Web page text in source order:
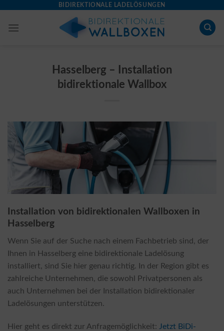
content
BIDIREKTIONALE LADELÖSUNGEN
Hasselberg – Installation
bidirektionale Wallbox
Installation von bidirektionalen Wallboxen in
Hasselberg
Wenn Sie auf der Suche nach einem Fachbetrieb sind, der
Ihnen in Hasselberg eine bidirektionale Ladelösung
installiert, sind Sie hier genau richtig. In der Region gibt es
zahlreiche Unternehmen, die sowohl Privatpersonen als
auch Unternehmen bei der Installation bidirektionaler
Ladelösungen unterstützen.
Hier geht es direkt zur Anfragemöglichkeit: Jetzt BiDi-